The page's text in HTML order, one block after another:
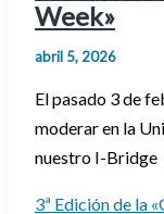
Week»
abril 5, 2026
El pasado 3 de
moderar en la
nuestro I-Bridge
3ª Edición de la